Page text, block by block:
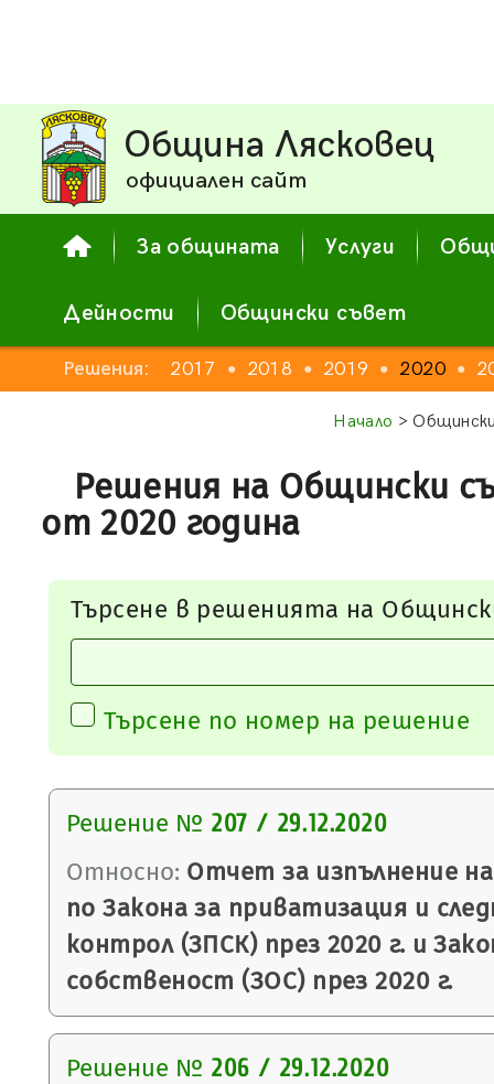
Община Лясковец
официален сайт
За общината Услуги
Дейности Общински съвет
Решения:
● 2016 2017 ● 2018 ● 2019 ● 2020 ●
Начало >
Решения на Общински
от 2020 година
Търсене в решенията на
Търсене по номер на решение
Решение № 207 / 29.12.2020
Относно: Отчет за изпълнение
по Закона за приватизация и
контрол (ЗПСК) през 2020 г. и
собственост (ЗОС) през 2020 г.
Решение № 206 / 29.12.2020